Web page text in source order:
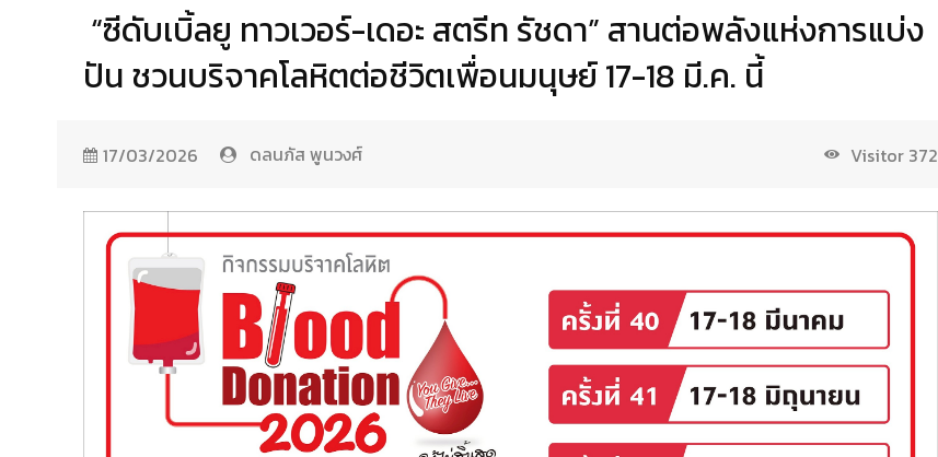
“ซีดับเบิ้ลยู ทาวเวอร์-เดอะ สตรีท รัชดา” สานต่อพลังแห่งการแบ่ง
ปัน ชวนบริจาคโลหิตต่อชีวิตเพื่อนมนุษย์ 17-18 มี.ค. นี้
17/03/2026 ดลนภัส พูนวงศ์ Visitor 372